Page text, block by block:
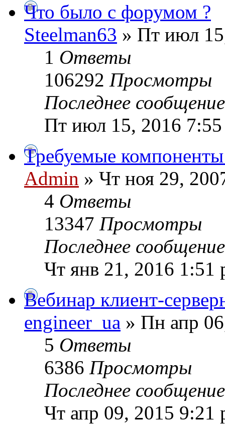
Что было с форумом ?
Steelman63 » Пт июл
1 Ответы
106292 Просмотры
Последнее
Пт июл 15, 2016
Требуемые
Admin » Чт ноя 29,
4 Ответы
13347 Просмотры
Последнее
Чт янв 21, 2016 1:51
Вебинар клиент-
engineer_ua » Пн апр
5 Ответы
6386 Просмотры
Последнее
Чт апр 09, 2015 9:21